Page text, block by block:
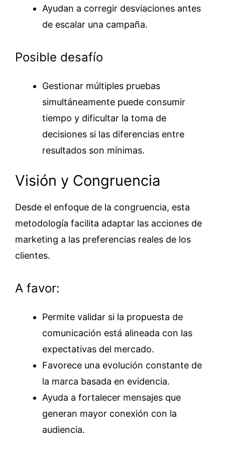
Ayudan a corregir desviaciones antes
de escalar una campaña.
Posible desafío
Gestionar múltiples pruebas
simultáneamente puede consumir
tiempo y dificultar la toma de
decisiones si las diferencias entre
resultados son mínimas.
Visión y Congruencia
Desde el enfoque de la congruencia, esta
metodología facilita adaptar las acciones de
marketing a las preferencias reales de los
clientes.
A favor:
Permite validar si la propuesta de
comunicación está alineada con las
expectativas del mercado.
Favorece una evolución constante de
la marca basada en evidencia.
Ayuda a fortalecer mensajes que
generan mayor conexión con la
audiencia.